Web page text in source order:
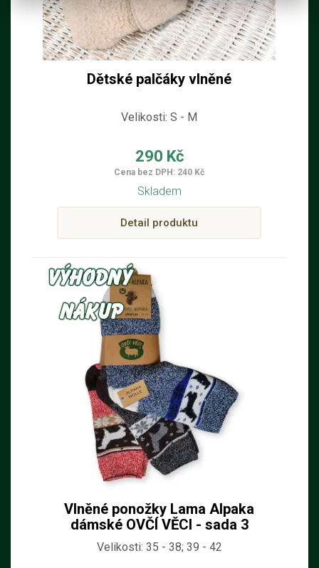
Dětské palčáky vlněné
Velikosti: S - M
290 Kč
Cena bez DPH: 240 Kč
Skladem
Detail produktu
Vlněné ponožky Lama Alpaka
dámské OVČÍ VĚCI - sada 3
páry
Velikosti: 35 - 38; 39 - 42